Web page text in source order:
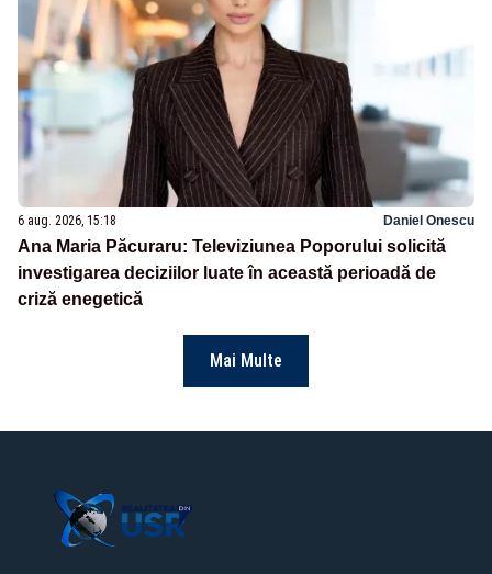
6 aug. 2026, 15:18 Daniel Onescu
Ana Maria Păcuraru: Televiziunea Poporului solicită
investigarea deciziilor luate în această perioadă de
criză enegetică
Mai Multe